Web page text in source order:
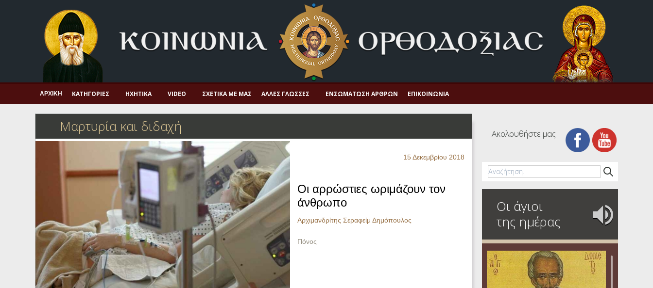
Πνευματική ζωή
Μαρτυρία και διδαχή
Λατρεία και προσευχή
Αγιολόγιο – Εορτολόγιο
ΑΡΧΙΚΉ ΚΑΤΗΓΟΡΊΕΣ ΗΧΗΤΙΚΆ VIDEO ΣΧΕΤΙΚΆ ΜΕ ΜΑΣ ΆΛΛΕΣ ΓΛΏΣΣΕΣ ΕΝΣΩΜΆΤΩΣΗ ΆΡΘΡΩΝ ΕΠΙΚΟΙΝΩΝΊΑ
Μαρτυρία και διδαχή
15 Δεκεμβρίου 2018
Οι αρρώστιες ωριμάζουν τον
άνθρωπο
Αρχιμανδρίτης Σεραφείμ Δημόπουλος
Πόνος
Ακολουθήστε μας
Οι άγιοι
της ημέρας